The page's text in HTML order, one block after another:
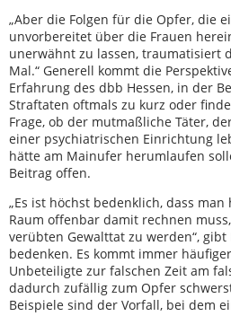
„Aber die Folgen für die Opfer, die
unvorbereitet über die Frauen
unerwähnt zu lassen, traumatisiert
Mal.“ Generell kommt die
Erfahrung des dbb Hessen, in der
Straftaten oftmals zu kurz oder
Frage, ob der mutmaßliche Täter,
einer psychiatrischen Einrichtung
hätte am Mainufer herumlaufen
Beitrag offen.
„Es ist höchst bedenklich, dass
Raum offenbar damit rechnen
verübten Gewalttat zu werden“,
bedenken. Es kommt immer
Unbeteiligte zur falschen Zeit am
dadurch zufällig zum Opfer
Beispiele sind der Vorfall, bei dem